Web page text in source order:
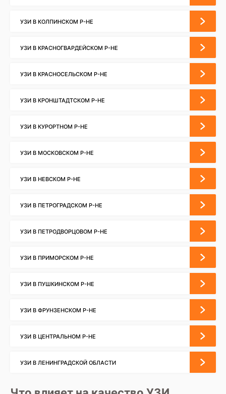
УЗИ В КОЛПИНСКОМ Р-НЕ
УЗИ В КРАСНОГВАРДЕЙСКОМ Р-НЕ
УЗИ В КРАСНОСЕЛЬСКОМ Р-НЕ
УЗИ В КРОНШТАДТСКОМ Р-НЕ
УЗИ В КУРОРТНОМ Р-НЕ
УЗИ В МОСКОВСКОМ Р-НЕ
УЗИ В НЕВСКОМ Р-НЕ
УЗИ В ПЕТРОГРАДСКОМ Р-НЕ
УЗИ В ПЕТРОДВОРЦОВОМ Р-НЕ
УЗИ В ПРИМОРСКОМ Р-НЕ
УЗИ В ПУШКИНСКОМ Р-НЕ
УЗИ В ФРУНЗЕНСКОМ Р-НЕ
УЗИ В ЦЕНТРАЛЬНОМ Р-НЕ
УЗИ В ЛЕНИНГРАДСКОЙ ОБЛАСТИ